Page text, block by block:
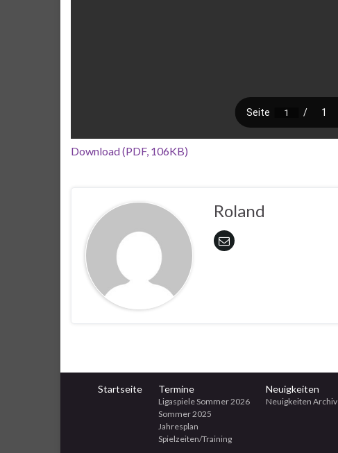
Download (PDF, 106KB)
Roland
Startseite Termine
Ligaspiele Sommer 2026
Sommer 2025
Jahresplan
Spielzeiten/Training
Neuigkeiten
Neuigkeiten Archiv